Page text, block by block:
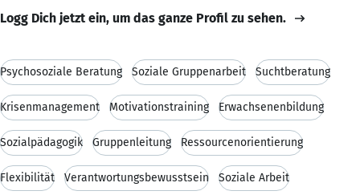
Logg Dich jetzt ein, um das ganze Profil zu sehen.
Psychosoziale Beratung Soziale Gruppenarbeit Suchtberatung
Krisenmanagement Motivationstraining Erwachsenenbildung
Sozialpädagogik Gruppenleitung Ressourcenorientierung
Flexibilität Verantwortungsbewusstsein Soziale Arbeit